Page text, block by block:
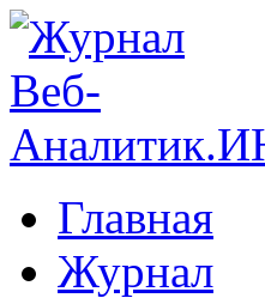
Главная
Журнал